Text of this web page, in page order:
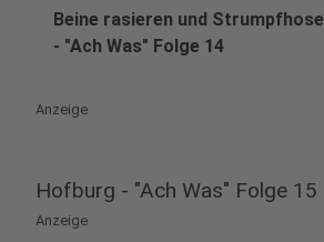
Beine rasieren und Strumpfhose
- "Ach Was" Folge 14
Anzeige
Hofburg - "Ach Was" Folge 15
Anzeige